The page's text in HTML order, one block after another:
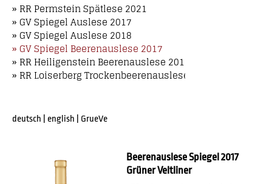
» RR Permstein Spätlese 2021
» GV Spiegel Auslese 2017
» GV Spiegel Auslese 2018
» GV Spiegel Beerenauslese 2017
» RR Heiligenstein Beerenauslese 2018
» RR Loiserberg Trockenbeerenauslese 2018
deutsch english GrueVe
Beerenauslese Spiegel 2017
Grüner Veltliner